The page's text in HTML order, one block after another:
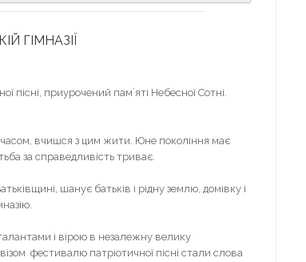
ГІМНАЗІЇ
пісні, приурочений пам`яті Небесної Сотні.
часом, вчишся з цим жити. Юне покоління має
за справедливість триває.
шанує батьків і рідну землю, домівку і
і вірою в незалежну велику
фестивалю патріотичної пісні стали слова